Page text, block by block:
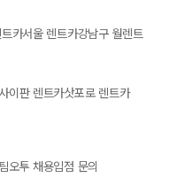
카서울 렌트카강남구 월렌트
이판 렌트카삿포로 렌트카
팀오투 채용입점 문의